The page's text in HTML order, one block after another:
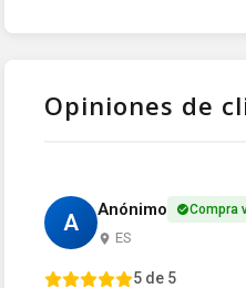
Opiniones de
A Anónimo Compra
ES
5 de 5